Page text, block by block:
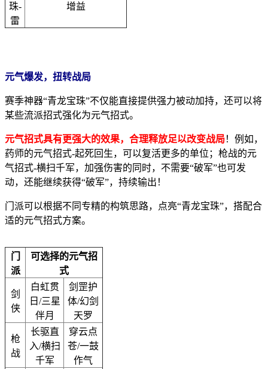
珠-
雷
增益
元气爆发，扭转战局
赛季神器“青龙宝珠”不仅能直接提供强力被动加持，还可以将
某些流派招式强化为元气招式。
元气招式具有更强大的效果，合理释放足以改变战局！例如，
药师的元气招式-起死回生，可以复活更多的单位；枪战的元
气招式-横扫千军，加强伤害的同时，不需要“破军”也可发
动，还能继续获得“破军”，持续输出！
门派可以根据不同专精的构筑思路，点亮“青龙宝珠”，搭配合
适的元气招式方案。
门
派
可选择的元气招
式
剑
侠
白虹贯
日/三星
伴月
剑罡护
体/幻剑
天罗
枪
战
长驱直
入/横扫
千军
穿云点
苍/一鼓
作气